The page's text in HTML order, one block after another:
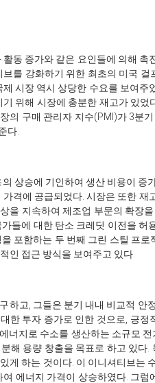
동 증가와 같은 요인들에 의해
를 강화하기 위한 최초의 미국
시장 역시 상당한 수요를 보여
위해 시장에 충분한 재고가 있
구매 관리자 지수(PMI)가 3분
다.
상승에 기인하여 생산 비용이 증
격에 공급되었다. 시장은 또한
지속하여 제조업 부문의 확장
들에 대한 탄소 크레딧 이전을
포함하는 두 번째 그린 스틸 프
인 접근 방식을 보여주고 있다.
고, 그들은 분기 내내 비교적 안
투자 증가로 인한 것으로, 긍
지로 수소를 생산하는 소규모
용량 창출을 목표로 하고 있다
하는 것이다. 이 이니셔티브는
에너지 가격이 상승하였다. 그